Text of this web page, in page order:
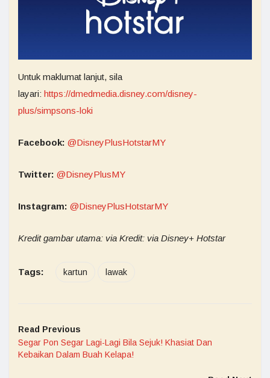
Untuk maklumat lanjut, sila
layari: https://dmedmedia.disney.com/disney-
plus/simpsons-loki
Facebook: @DisneyPlusHotstarMY
Twitter: @DisneyPlusMY
Instagram: @DisneyPlusHotstarMY
Kredit gambar utama: via Kredit: via Disney+ Hotstar
Tags: kartun lawak
Read Previous
Segar Pon Segar Lagi-Lagi Bila Sejuk! Khasiat Dan
Kebaikan Dalam Buah Kelapa!